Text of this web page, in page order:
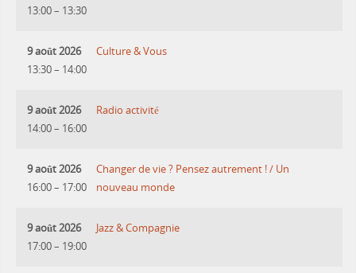
13:00– 13:30
9 août 2026
13:30– 14:00
Culture & Vous
9 août 2026
14:00– 16:00
Radio activité
9 août 2026
16:00– 17:00
Changer de vie ? Pensez autrement ! / Un
nouveau monde
9 août 2026
17:00– 19:00
Jazz & Compagnie